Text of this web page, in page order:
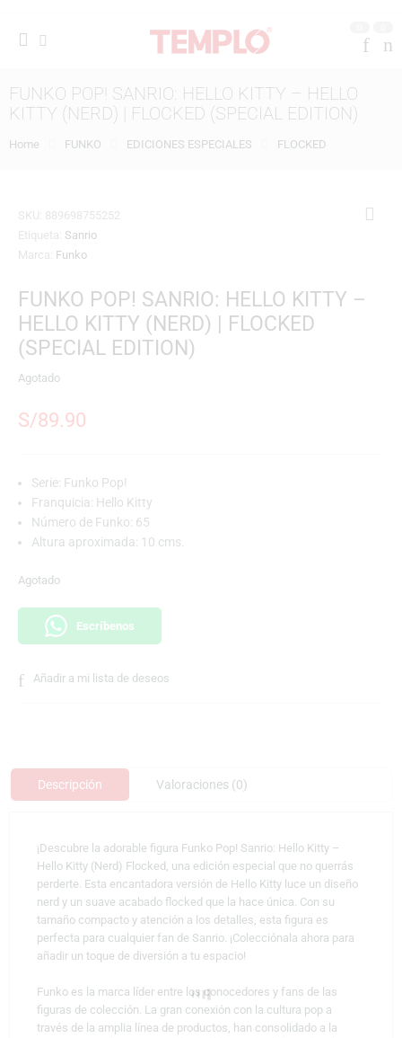
FUNKO POP! SANRIO: HELLO KITTY – HELLO
KITTY (NERD) | FLOCKED (SPECIAL EDITION)
Home FUNKO EDICIONES ESPECIALES FLOCKED
SKU: 889698755252
Etiqueta: Sanrio
Marca: Funko
FUNKO POP! SANRIO: HELLO KITTY –
HELLO KITTY (NERD) | FLOCKED
(SPECIAL EDITION)
Agotado
S/89.90
Serie: Funko Pop!
Franquicia: Hello Kitty
Número de Funko: 65
Altura aproximada: 10 cms.
Agotado
Escríbenos
Añadir a mi lista de deseos
Descripción Valoraciones (0)
¡Descubre la adorable figura Funko Pop! Sanrio: Hello Kitty –
Hello Kitty (Nerd) Flocked, una edición especial que no querrás
perderte. Esta encantadora versión de Hello Kitty luce un diseño
nerd y un suave acabado flocked que la hace única. Con su
tamaño compacto y atención a los detalles, esta figura es
perfecta para cualquier fan de Sanrio. ¡Colecciónala ahora para
añadir un toque de diversión a tu espacio!
Funko es la marca líder entre los conocedores y fans de las
figuras de colección. La gran conexión con la cultura pop a
través de la amplia línea de productos, han consolidado a la